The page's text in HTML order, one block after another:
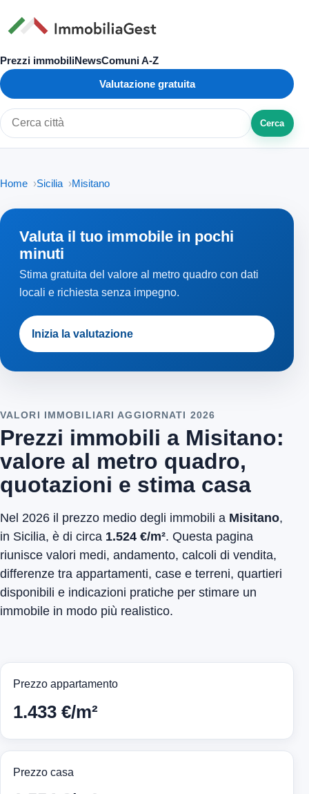
Prezzi immobiliNewsComuni A-Z
Valutazione gratuita
Cerca città o zona
Cerca
Home Sicilia Misitano
Valuta il tuo immobile in pochi
minuti
Stima gratuita del valore al metro quadro con dati
locali e richiesta senza impegno.
Inizia la valutazione
VALORI IMMOBILIARI AGGIORNATI 2026
Prezzi immobili a Misitano:
valore al metro quadro,
quotazioni e stima casa
Nel 2026 il prezzo medio degli immobili a Misitano,
in Sicilia, è di circa 1.524 €/m². Questa pagina
riunisce valori medi, andamento, calcoli di vendita,
differenze tra appartamenti, case e terreni, quartieri
disponibili e indicazioni pratiche per stimare un
immobile in modo più realistico.
Prezzo appartamento
1.433 €/m²
Prezzo casa